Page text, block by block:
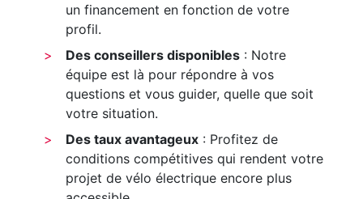
un financement en fonction de votre
profil.
Des conseillers disponibles : Notre
équipe est là pour répondre à vos
questions et vous guider, quelle que soit
votre situation.
Des taux avantageux : Profitez de
conditions compétitives qui rendent votre
projet de vélo électrique encore plus